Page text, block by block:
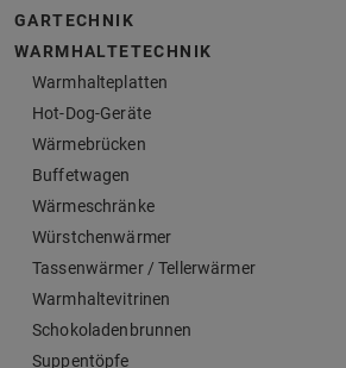
GARTECHNIK
WARMHALTETECHNIK
Warmhalteplatten
Hot-Dog-Geräte
Wärmebrücken
Buffetwagen
Wärmeschränke
Würstchenwärmer
Tassenwärmer / Tellerwärmer
Warmhaltevitrinen
Schokoladenbrunnen
Suppentöpfe